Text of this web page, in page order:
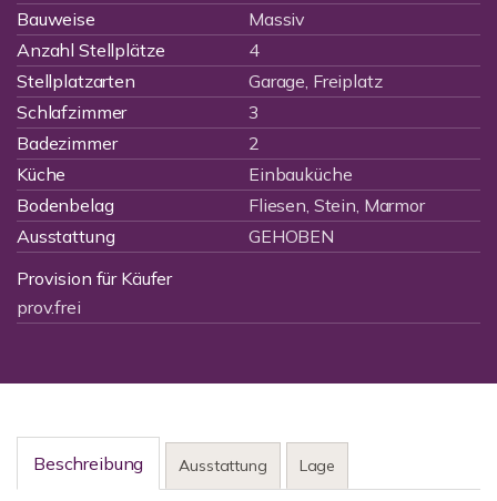
Bauweise
Massiv
Anzahl Stellplätze
4
Stellplatzarten
Garage, Freiplatz
Schlafzimmer
3
Badezimmer
2
Küche
Einbauküche
Bodenbelag
Fliesen, Stein, Marmor
Ausstattung
GEHOBEN
Provision für Käufer
prov.frei
Beschreibung Ausstattung Lage